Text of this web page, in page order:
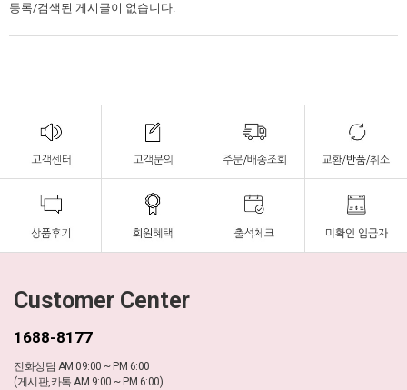
등록/검색된 게시글이 없습니다.
Customer Center
1688-8177
전화상담 AM 09:00 ~ PM 6:00
(게시판,카톡 AM 9:00 ~ PM 6:00)